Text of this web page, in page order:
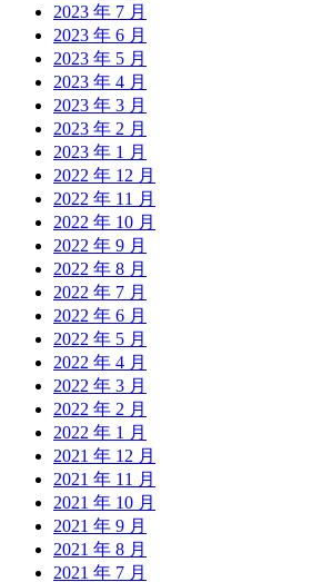
2023 年 7 月
2023 年 6 月
2023 年 5 月
2023 年 4 月
2023 年 3 月
2023 年 2 月
2023 年 1 月
2022 年 12 月
2022 年 11 月
2022 年 10 月
2022 年 9 月
2022 年 8 月
2022 年 7 月
2022 年 6 月
2022 年 5 月
2022 年 4 月
2022 年 3 月
2022 年 2 月
2022 年 1 月
2021 年 12 月
2021 年 11 月
2021 年 10 月
2021 年 9 月
2021 年 8 月
2021 年 7 月